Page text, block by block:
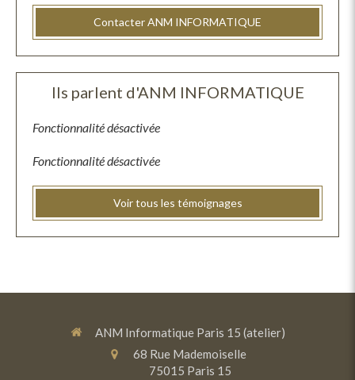
Contacter ANM INFORMATIQUE
Ils parlent d'ANM INFORMATIQUE
Fonctionnalité désactivée
Fonctionnalité désactivée
Voir tous les témoignages
ANM Informatique Paris 15 (atelier)
68 Rue Mademoiselle
75015 Paris 15